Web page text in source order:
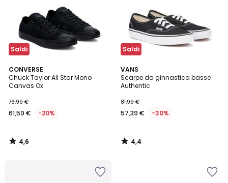
Saldi
CONVERSE
Chuck Taylor All Star Mono
Canvas Ox
76,99 €
61,59 € -20%
4,6
/ 5
4,6
/
Saldi
VANS
Scarpe da ginnastica basse
Authentic
81,99 €
57,39 € -30%
4,4
/ 5
4,4
/